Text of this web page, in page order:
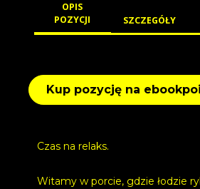
OPIS
POZYCJI
SZCZEGÓŁY
Kup pozycję na
Czas na relaks.
Witamy w porcie, gdzie łodzie